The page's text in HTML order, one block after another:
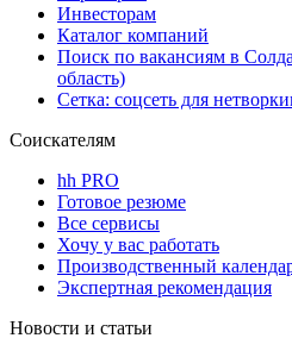
Инвесторам
Каталог компаний
Поиск по вакансиям в
область)
Сетка: соцсеть для
Соискателям
hh PRO
Готовое резюме
Все сервисы
Хочу у вас работать
Производственный
Экспертная рекомендация
Новости и статьи